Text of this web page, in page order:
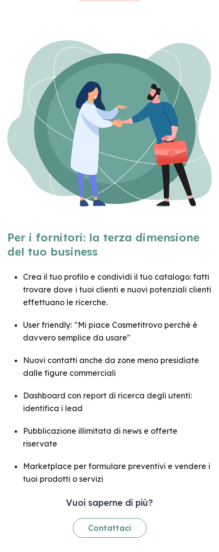
Per i fornitori: la terza dimensione
del tuo business
Crea il tuo profilo e condividi il tuo catalogo: fatti
trovare dove i tuoi clienti e nuovi potenziali clienti
effettuano le ricerche.
User friendly: "Mi piace Cosmetitrovo perché è
davvero semplice da usare"
Nuovi contatti anche da zone meno presidiate
dalle figure commerciali
Dashboard con report di ricerca degli utenti:
identifica i lead
Pubblicazione illimitata di news e offerte
riservate
Marketplace per formulare preventivi e vendere i
tuoi prodotti o servizi
Vuoi saperne di più?
Contattaci